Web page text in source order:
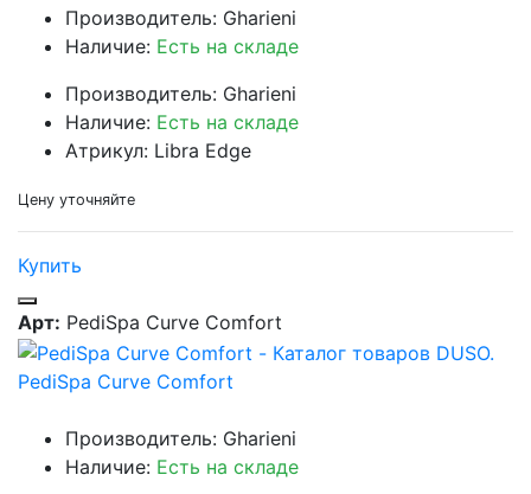
Производитель: Gharieni
Наличие: Есть на складе
Производитель: Gharieni
Наличие: Есть на складе
Атрикул: Libra Edge
Цену уточняйте
Купить
Арт: PediSpa Curve Comfort
PediSpa Curve Comfort
Производитель: Gharieni
Наличие: Есть на складе